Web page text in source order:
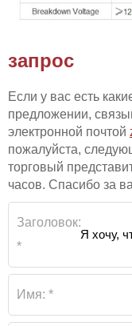
запрос
Если у вас есть
предложении,
электронной почтой
пожалуйста,
торговый
часов. Спасибо за
Заголовок:
*
Имя: *